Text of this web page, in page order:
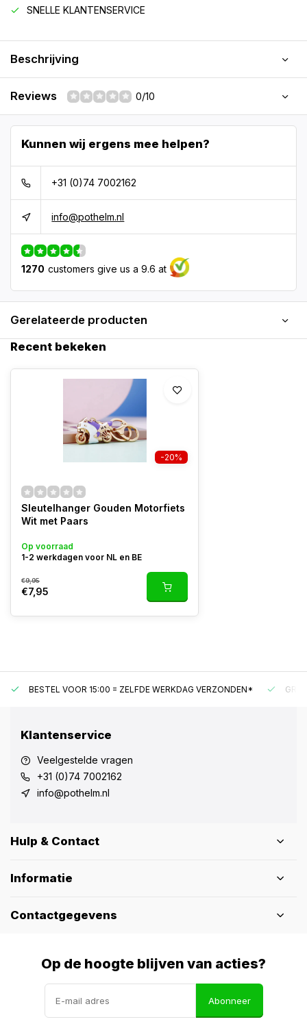
SNELLE KLANTENSERVICE
Beschrijving
Reviews 0/10
Kunnen wij ergens mee helpen?
+31 (0)74 7002162
info@pothelm.nl
1270 customers give us a 9.6 at
Gerelateerde producten
Recent bekeken
-20%
Sleutelhanger Gouden Motorfiets
Wit met Paars
Op voorraad
1-2 werkdagen voor NL en BE
€9,95
€7,95
BESTEL VOOR 15:00 = ZELFDE WERKDAG VERZONDEN*
Klantenservice
Veelgestelde vragen
+31 (0)74 7002162
info@pothelm.nl
Hulp & Contact
Informatie
Contactgegevens
Op de hoogte blijven van acties?
Abonneer